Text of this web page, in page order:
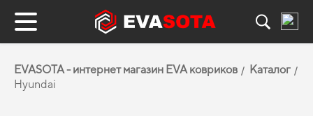
EVASOTA - интернет магазин EVA ковриков
Каталог
Hyundai